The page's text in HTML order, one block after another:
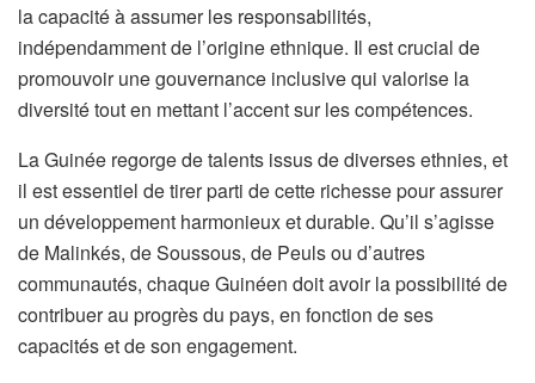
la capacité à assumer les responsabilités,
indépendamment de l’origine ethnique. Il est crucial de
promouvoir une gouvernance inclusive qui valorise la
diversité tout en mettant l’accent sur les compétences.
La Guinée regorge de talents issus de diverses ethnies, et
il est essentiel de tirer parti de cette richesse pour assurer
un développement harmonieux et durable. Qu’il s’agisse
de Malinkés, de Soussous, de Peuls ou d’autres
communautés, chaque Guinéen doit avoir la possibilité de
contribuer au progrès du pays, en fonction de ses
capacités et de son engagement.